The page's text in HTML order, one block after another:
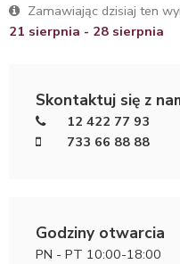
Zamawiając dzisiaj ten
21 sierpnia - 28 sierpnia
Skontaktuj się z
12 422 77 93
733 66 88 88
Godziny otwarcia
PN - PT 10:00-18:00